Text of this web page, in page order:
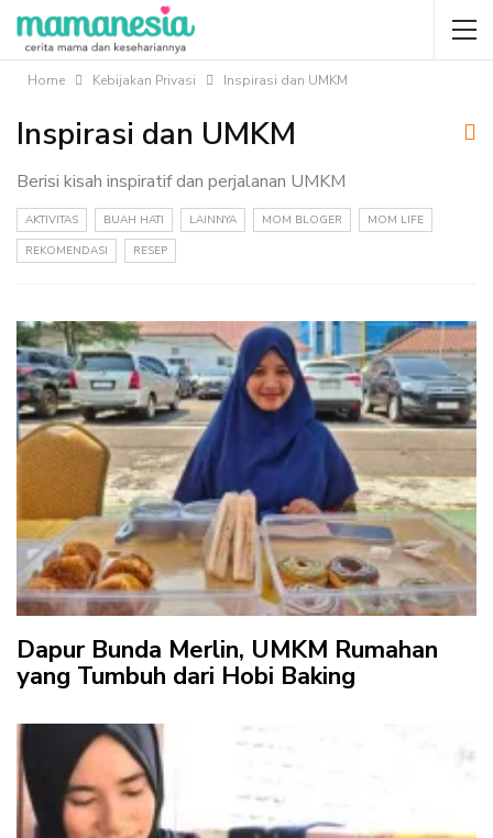
Home Kebijakan Privasi Inspirasi dan UMKM
Inspirasi dan UMKM
Berisi kisah inspiratif dan perjalanan UMKM
AKTIVITAS BUAH HATI LAINNYA MOM BLOGER
MOM LIFE
REKOMENDASI
RESEP
Dapur Bunda Merlin, UMKM Rumahan
yang Tumbuh dari Hobi Baking